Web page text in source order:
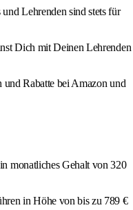
Lehrenden sind stets für
Dich mit Deinen Lehrenden
und Rabatte bei Amazon und
monatliches Gehalt von 320
in Höhe von bis zu 789 €